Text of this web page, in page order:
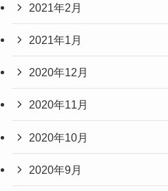
2021年2月
2021年1月
2020年12月
2020年11月
2020年10月
2020年9月